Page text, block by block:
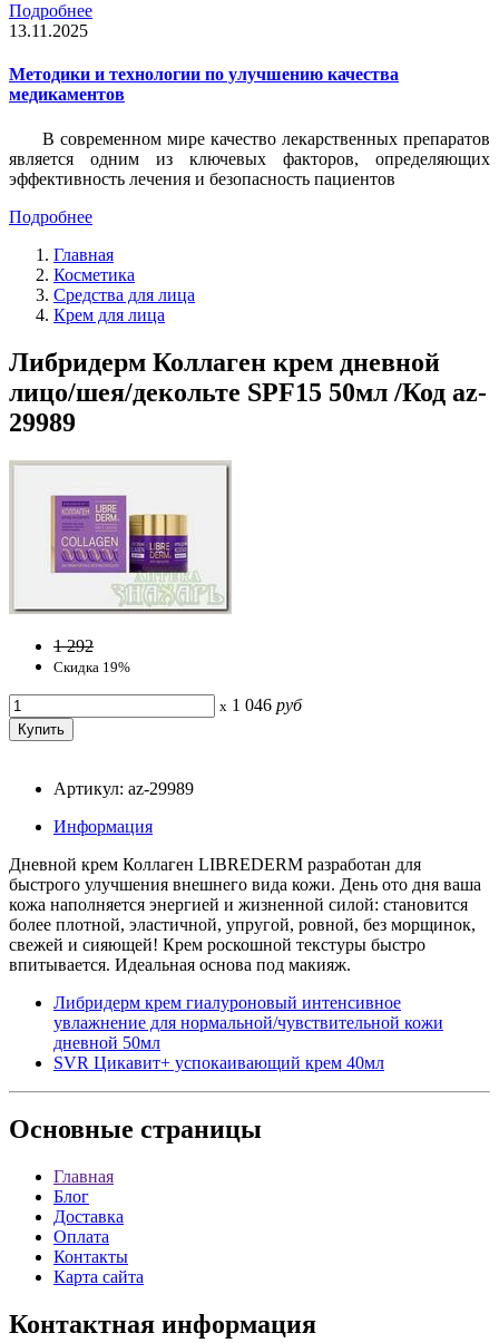
Подробнее
13.11.2025
Методики и технологии по улучшению качества
медикаментов
В современном мире качество лекарственных препаратов
является одним из ключевых факторов, определяющих
эффективность лечения и безопасность пациентов
Подробнее
Главная
Косметика
Средства для лица
Крем для лица
Либридерм Коллаген крем дневной
лицо/шея/декольте SPF15 50мл /Код az-
29989
1 292
Скидка 19%
x 1 046 руб
Артикул: az-29989
Информация
Дневной крем Коллаген LIBREDERM разработан для
быстрого улучшения внешнего вида кожи. День ото дня ваша
кожа наполняется энергией и жизненной силой: становится
более плотной, эластичной, упругой, ровной, без морщинок,
свежей и сияющей! Крем роскошной текстуры быстро
впитывается. Идеальная основа под макияж.
Либридерм крем гиалуроновый интенсивное
увлажнение для нормальной/чувствительной кожи
дневной 50мл
SVR Цикавит+ успокаивающий крем 40мл
Основные страницы
Главная
Блог
Доставка
Оплата
Контакты
Карта сайта
Контактная информация